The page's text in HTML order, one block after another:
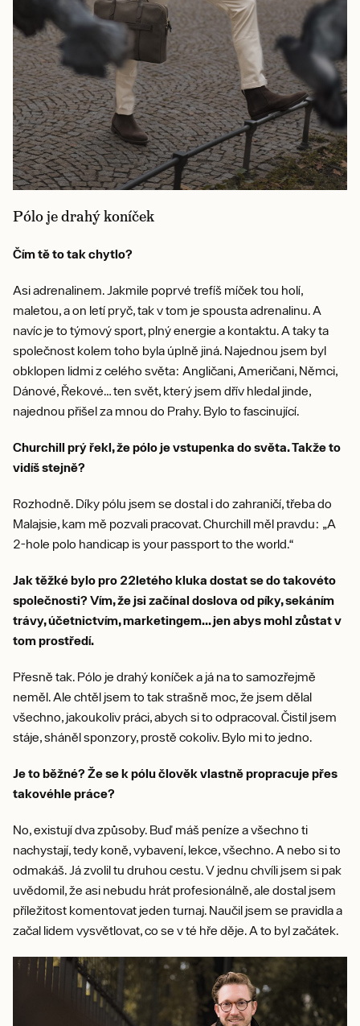
Pólo je drahý koníček
Čím tě to tak chytlo?
Asi adrenalinem. Jakmile poprvé trefíš míček tou holí,
maletou, a on letí pryč, tak v tom je spousta adrenalinu. A
navíc je to týmový sport, plný energie a kontaktu. A taky ta
společnost kolem toho byla úplně jiná. Najednou jsem byl
obklopen lidmi z celého světa: Angličani, Američani, Němci,
Dánové, Řekové… ten svět, který jsem dřív hledal jinde,
najednou přišel za mnou do Prahy. Bylo to fascinující.
Churchill prý řekl, že pólo je vstupenka do světa. Takže to
vidíš stejně?
Rozhodně. Díky pólu jsem se dostal i do zahraničí, třeba do
Malajsie, kam mě pozvali pracovat. Churchill měl pravdu: „A
2-hole polo handicap is your passport to the world.“
Jak těžké bylo pro 22letého kluka dostat se do takovéto
společnosti? Vím, že jsi začínal doslova od píky, sekáním
trávy, účetnictvím, marketingem... jen abys mohl zůstat v
tom prostředí.
Přesně tak. Pólo je drahý koníček a já na to samozřejmě
neměl. Ale chtěl jsem to tak strašně moc, že jsem dělal
všechno, jakoukoliv práci, abych si to odpracoval. Čistil jsem
stáje, sháněl sponzory, prostě cokoliv. Bylo mi to jedno.
Je to běžné? Že se k pólu člověk vlastně propracuje přes
takovéhle práce?
No, existují dva způsoby. Buď máš peníze a všechno ti
nachystají, tedy koně, vybavení, lekce, všechno. A nebo si to
odmakáš. Já zvolil tu druhou cestu. V jednu chvíli jsem si pak
uvědomil, že asi nebudu hrát profesionálně, ale dostal jsem
příležitost komentovat jeden turnaj. Naučil jsem se pravidla a
začal lidem vysvětlovat, co se v té hře děje. A to byl začátek.